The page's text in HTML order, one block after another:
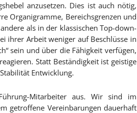
anzusetzen. Dies ist auch nötig,
Organigramme, Bereichsgrenzen und
als in der klassischen Top-down-
ihrer Arbeit weniger auf Beschlüsse in
sein und über die Fähigkeit verfügen,
Statt Beständigkeit ist geistige
Entwicklung.
Mitarbei­ter aus. Wir sind im
getroffene Vereinbarungen dauerhaft